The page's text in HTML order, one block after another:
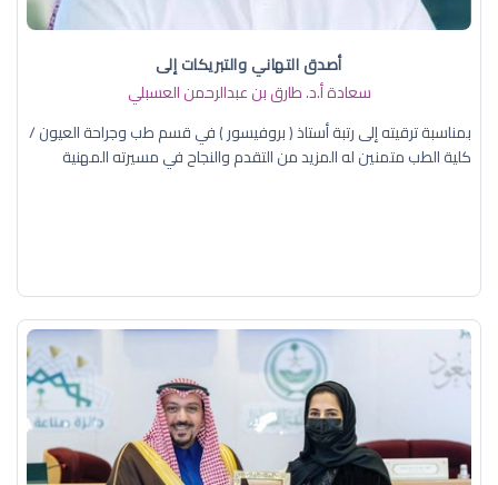
أصدق التهاني والتبريكات إلى
سعادة أ.د. ​طارق بن عبدالرحمن العسبلي
بمناسبة ترقيته إلى رتبة أستاذ ( بروفيسور ) في قسم طب وجراحة العيون /
كلية الطب متمنين له المزيد من التقدم والنجاح في مسيرته المهنية